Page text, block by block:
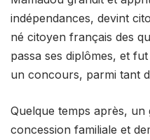
indépendances, devint
né citoyen français des
passa ses diplômes, et
un concours, parmi tant
Quelque temps après, un
concession familiale et